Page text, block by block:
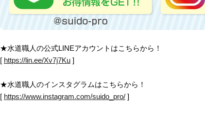
★水道職人の公式LINEアカウントはこちらから！
[ https://lin.ee/Xv7j7Ku ]
★水道職人のインスタグラムはこちらから！
[ https://www.instagram.com/suido_pro/ ]